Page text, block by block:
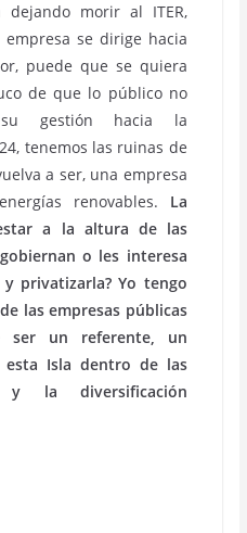
dejando morir al ITER,
se dirige hacia
puede que se quiera
de que lo público no
gestión hacia la
tenemos las ruinas de
a ser, una empresa
renovables. La
a la altura de las
o les interesa
privatizarla? Yo tengo
las empresas públicas
ser un referente, un
esta Isla dentro de las
y la diversificación